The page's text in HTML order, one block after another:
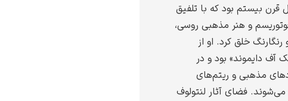
قرن بیستم بود که با تلفیق
و هنر مذهبی روسی،
خلق کرد. او از
آف دایموند» بود و در
مذهبی و ریتم‌های
فضای آثار لنتولوف